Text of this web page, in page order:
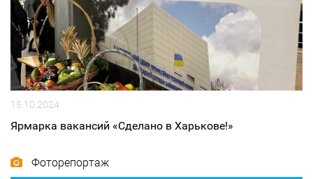
15.10.2024
Ярмарка вакансий «Сделано в Харькове!»
Фоторепортаж